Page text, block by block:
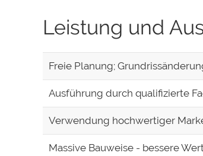
Leistung und
Freie Planung;
Ausführung durch qualifizierte
Verwendung hochwertiger
Massive Bauweise - bessere